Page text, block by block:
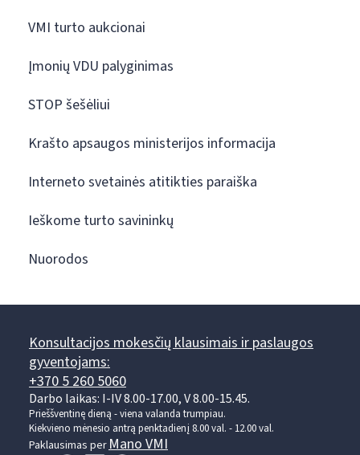
VMI turto aukcionai
Įmonių VDU palyginimas
STOP šešėliui
Krašto apsaugos ministerijos informacija
Interneto svetainės atitikties paraiška
Ieškome turto savininkų
Nuorodos
Konsultacijos mokesčių klausimais ir paslaugos
gyventojams:
+370 5 260 5060
Darbo laikas: I-IV 8.00-17.00, V 8.00-15.45.
Prieššventinę dieną - viena valanda trumpiau.
Kiekvieno mėnesio antrą penktadienį 8.00 val. - 12.00 val.
Paklausimas per Mano VMI